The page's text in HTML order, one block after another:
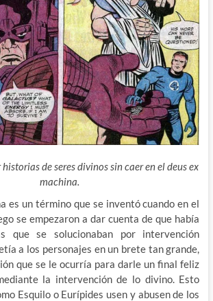
historias de seres divinos sin caer en el deus ex
machina.
es un término que se inventó cuando en el
se empezaron a dar cuenta de que había
que se solucionaban por intervención
a los personajes en un brete tan grande,
que se le ocurría para darle un final feliz
la intervención de lo divino. Esto
Esquilo o Eurípides usen y abusen de los